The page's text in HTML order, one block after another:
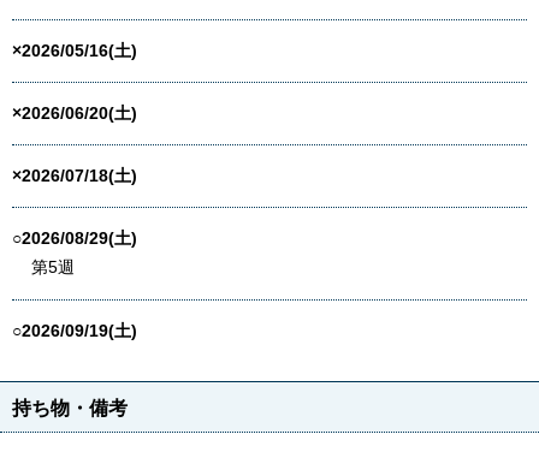
×2026/05/16(土)
×2026/06/20(土)
×2026/07/18(土)
○2026/08/29(土)
第5週
○2026/09/19(土)
持ち物・備考